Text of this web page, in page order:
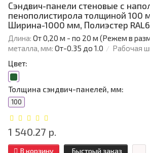
Сэндвич-панели стеновые с
пенополистирола толщиной 100
Ширина-1000 мм, Полиэстер
Длина: От 0,20 м - по 20 м (Режем в
металла, мм: От-0.35 до 1.0 Рабочая
Цвет:
Толщина сэндвич-панелей, мм:
100
1 540.27 р.
В корзину Быстрый заказ